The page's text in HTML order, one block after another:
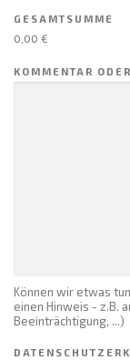
GESAMTSUMME
0,00 €
KOMMENTAR
Können wir etwas
einen Hinweis - z.B.
Beeinträchtigung, ...)